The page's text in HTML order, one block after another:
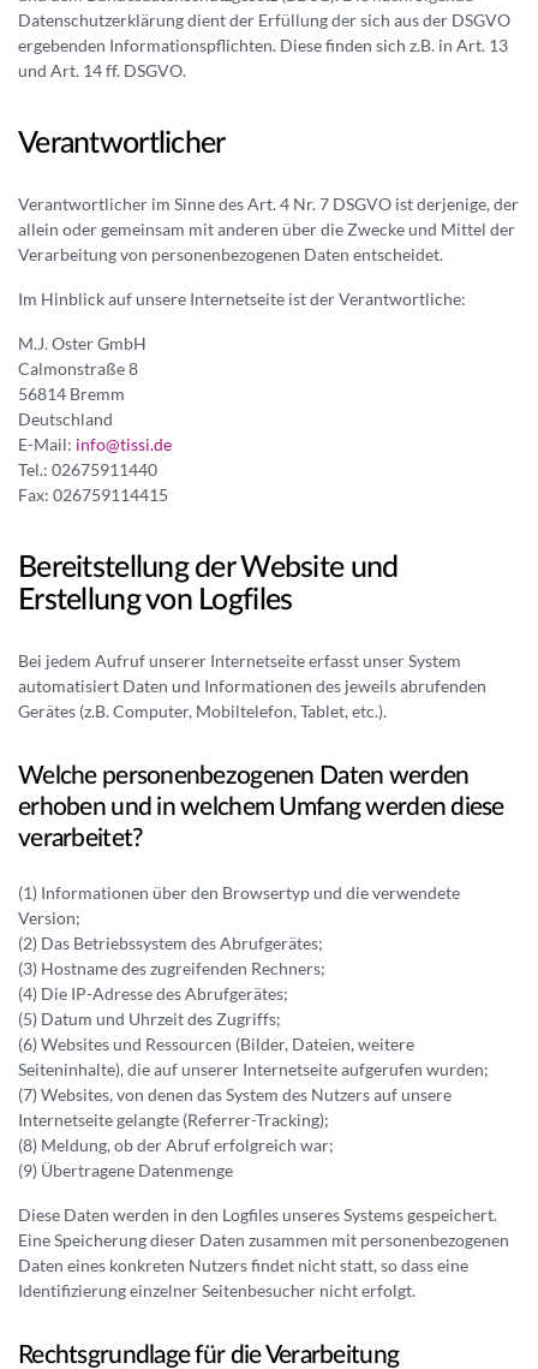
Datenschutzerklärung dient der Erfüllung der sich aus der DSGVO
ergebenden Informationspflichten. Diese finden sich z.B. in Art. 13
und Art. 14 ff. DSGVO.
Verantwortlicher
Verantwortlicher im Sinne des Art. 4 Nr. 7 DSGVO ist derjenige, der
allein oder gemeinsam mit anderen über die Zwecke und Mittel der
Verarbeitung von personenbezogenen Daten entscheidet.
Im Hinblick auf unsere Internetseite ist der Verantwortliche:
M.J. Oster GmbH
Calmonstraße 8
56814 Bremm
Deutschland
E-Mail: info@tissi.de
Tel.: 02675911440
Fax: 026759114415
Bereitstellung der Website und
Erstellung von Logfiles
Bei jedem Aufruf unserer Internetseite erfasst unser System
automatisiert Daten und Informationen des jeweils abrufenden
Gerätes (z.B. Computer, Mobiltelefon, Tablet, etc.).
Welche personenbezogenen Daten werden
erhoben und in welchem Umfang werden diese
verarbeitet?
(1) Informationen über den Browsertyp und die verwendete
Version;
(2) Das Betriebssystem des Abrufgerätes;
(3) Hostname des zugreifenden Rechners;
(4) Die IP-Adresse des Abrufgerätes;
(5) Datum und Uhrzeit des Zugriffs;
(6) Websites und Ressourcen (Bilder, Dateien, weitere
Seiteninhalte), die auf unserer Internetseite aufgerufen wurden;
(7) Websites, von denen das System des Nutzers auf unsere
Internetseite gelangte (Referrer-Tracking);
(8) Meldung, ob der Abruf erfolgreich war;
(9) Übertragene Datenmenge
Diese Daten werden in den Logfiles unseres Systems gespeichert.
Eine Speicherung dieser Daten zusammen mit personenbezogenen
Daten eines konkreten Nutzers findet nicht statt, so dass eine
Identifizierung einzelner Seitenbesucher nicht erfolgt.
Rechtsgrundlage für die Verarbeitung